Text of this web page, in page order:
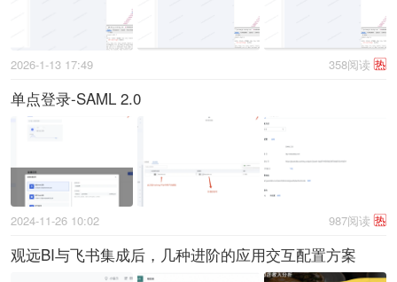
热
358阅读
2026-1-13 17:49
单点登录-SAML 2.0
热
987阅读
2024-11-26 10:02
观远BI与飞书集成后，几种进阶的应用交互配置方案